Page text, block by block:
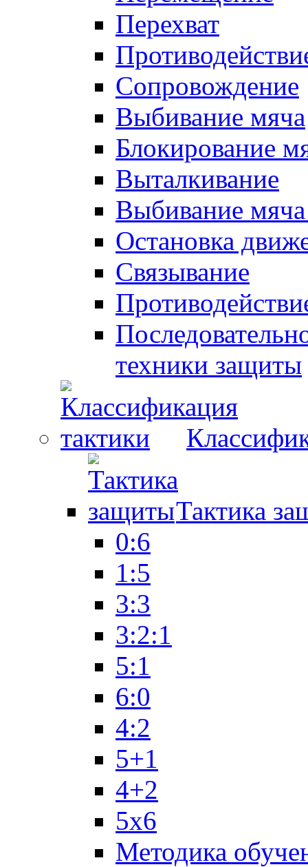
Перехват
Сопровождение
Выбивание мяча
Блокирование
Выталкивание
Выбивание
Остановка
Связывание
техники защиты
Тактика
0:6
1:5
3:3
3:2:1
5:1
6:0
4:2
5+1
4+2
5x6
Методика